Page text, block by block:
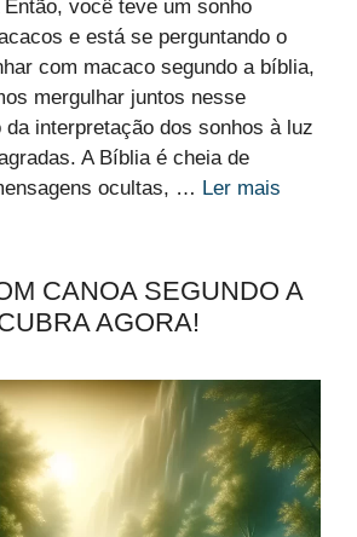
você teve um sonho
e está se perguntando o
com macaco segundo a bíblia,
mergulhar juntos nesse
da interpretação dos sonhos à luz
A Bíblia é cheia de
ocultas, … Ler mais
CANOA SEGUNDO A
AGORA!